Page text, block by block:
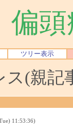
偏
ツリー表示
ス(親
11:53:36)